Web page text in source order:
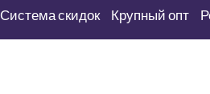
Система скидок Крупный опт